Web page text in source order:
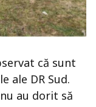
că sunt
ale DR Sud.
au dorit să